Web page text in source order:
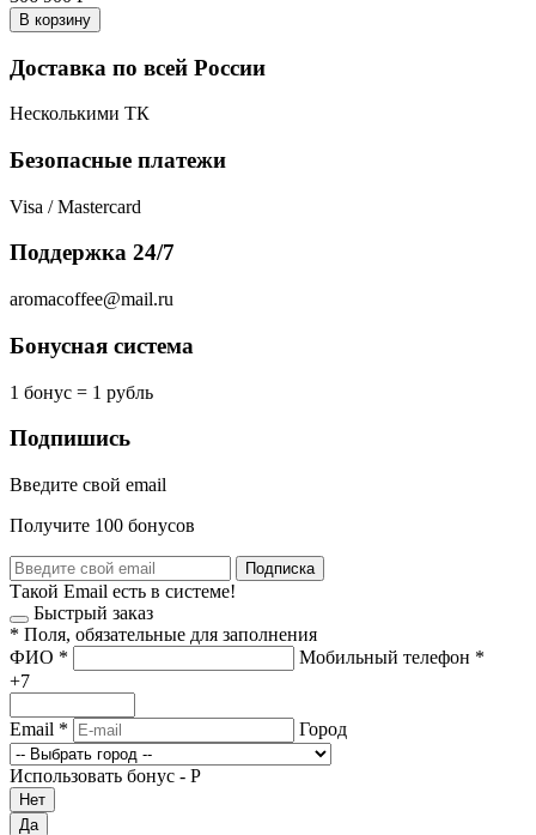
В корзину
Доставка по всей России
Несколькими ТК
Безопасные платежи
Visa / Mastercard
Поддержка 24/7
aromacoffee@mail.ru
Бонусная система
1 бонус = 1 рубль
Подпишись
Введите свой email
Получите 100 бонусов
Подписка
Такой Email есть в системе!
Быстрый заказ
* Поля, обязательные для заполнения
ФИО * Мобильный телефон *
+7
Email * Город
Использовать бонус - Р
Нет
Да